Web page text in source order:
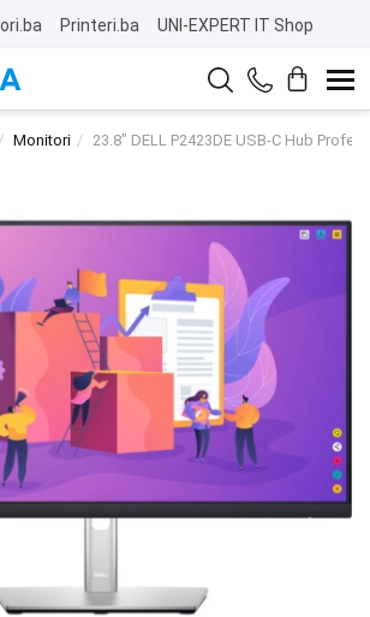
Printeri.ba UNI-EXPERT IT Shop
Monitori 23.8" DELL P2423DE USB-C Hub